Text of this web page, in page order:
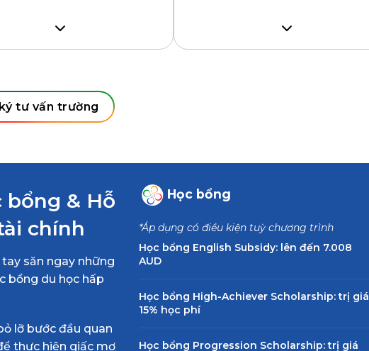
5.0 (yêu cầu IELTS 6.0 với
Điều dưỡng)
tư vấn trường
bổng & Hỗ
chính
tay săn ngay những
bổng du học hấp
lỡ bước đầu quan
thực hiện giấc mơ
Học bổng
*Áp dụng có điều kiện tuỳ chương trình
Học bổng English Subsidy: lên đến 7.008
AUD
Học bổng High-Achiever Scholarship: trị giá
15% học phí
Học bổng Progression Scholarship: trị giá